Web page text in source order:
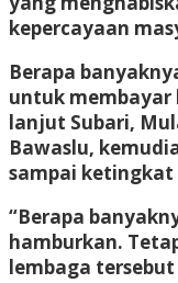
kepercayaan
Berapa
untuk membayar
lanjut Subari,
Bawaslu,
sampai ketingkat
“Berapa
hamburkan.
lembaga